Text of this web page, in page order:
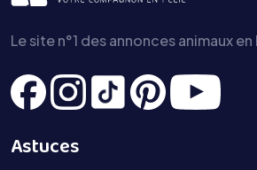
Le site n°1 des annonces animaux
Astuces